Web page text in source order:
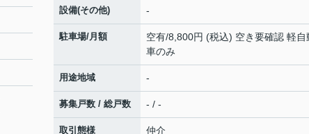
設備(その他) -
駐車場/月額
空有/8,800円 (税込) 空き要確認 軽自
車のみ
用途地域 -
募集戸数 / 総戸数 - / -
取引態様 仲介